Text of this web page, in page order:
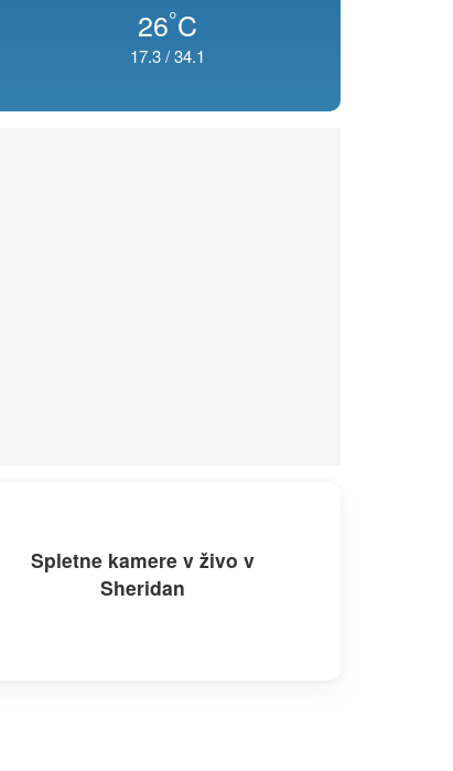
26°C
17.3/34.1
Spletne kamere v živo v
Sheridan